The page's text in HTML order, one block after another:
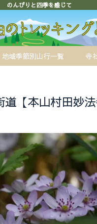
のんびりと四季を感じて
地域季節別山行一覧 寺
道【本山村田妙